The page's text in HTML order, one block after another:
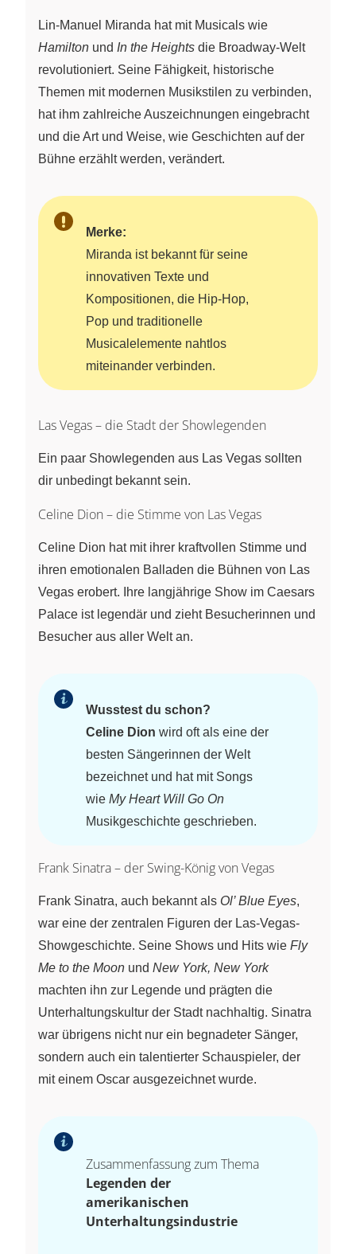
Lin-Manuel Miranda hat mit Musicals wie
Hamilton und In the Heights die Broadway-Welt
revolutioniert. Seine Fähigkeit, historische
Themen mit modernen Musikstilen zu verbinden,
hat ihm zahlreiche Auszeichnungen eingebracht
und die Art und Weise, wie Geschichten auf der
Bühne erzählt werden, verändert.
Merke:
Miranda ist bekannt für seine
innovativen Texte und
Kompositionen, die Hip-Hop,
Pop und traditionelle
Musicalelemente nahtlos
miteinander verbinden.
Las Vegas – die Stadt der Showlegenden
Ein paar Showlegenden aus Las Vegas sollten
dir unbedingt bekannt sein.
Celine Dion – die Stimme von Las Vegas
Celine Dion hat mit ihrer kraftvollen Stimme und
ihren emotionalen Balladen die Bühnen von Las
Vegas erobert. Ihre langjährige Show im Caesars
Palace ist legendär und zieht Besucherinnen und
Besucher aus aller Welt an.
Wusstest du schon?
Celine Dion wird oft als eine der
besten Sängerinnen der Welt
bezeichnet und hat mit Songs
wie My Heart Will Go On
Musikgeschichte geschrieben.
Frank Sinatra – der Swing-König von Vegas
Frank Sinatra, auch bekannt als Ol’ Blue Eyes,
war eine der zentralen Figuren der Las-Vegas-
Showgeschichte. Seine Shows und Hits wie Fly
Me to the Moon und New York, New York
machten ihn zur Legende und prägten die
Unterhaltungskultur der Stadt nachhaltig. Sinatra
war übrigens nicht nur ein begnadeter Sänger,
sondern auch ein talentierter Schauspieler, der
mit einem Oscar ausgezeichnet wurde.
Zusammenfassung zum Thema
Legenden der
amerikanischen
Unterhaltungsindustrie